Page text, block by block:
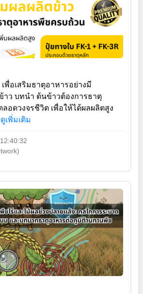
พื่อเสริมธาตุอาหารอย่างมี
ว บทนำ ต้นข้าวต้องการธาตุ
อดวงจรชีวิต เพื่อให้ได้ผลผลิตสูง
ดูเพิ่มเติม